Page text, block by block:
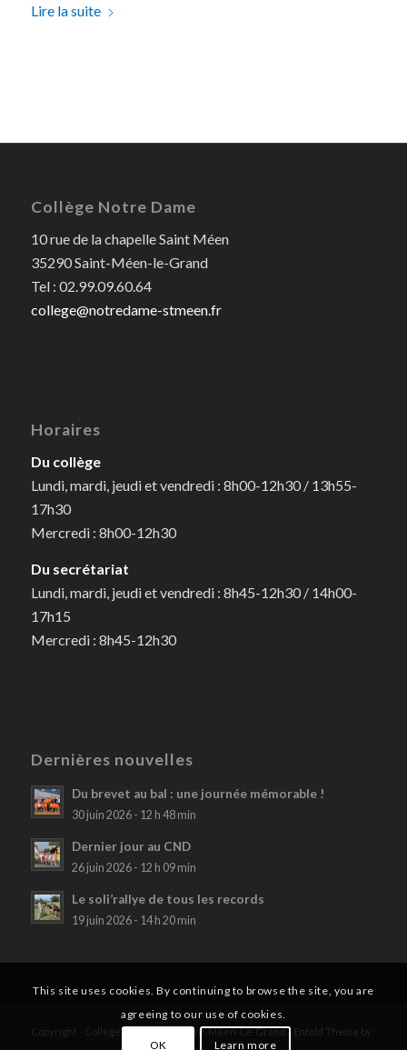
Lire la suite
Collège Notre Dame
10 rue de la chapelle Saint Méen
35290 Saint-Méen-le-Grand
Tel : 02.99.09.60.64
college@notredame-stmeen.fr
Horaires
Du collège
Lundi, mardi, jeudi et vendredi : 8h00-12h30 / 13h55-
17h30
Mercredi : 8h00-12h30
Du secrétariat
Lundi, mardi, jeudi et vendredi : 8h45-12h30 / 14h00-
17h15
Mercredi : 8h45-12h30
Dernières nouvelles
Du brevet au bal : une journée mémorable !
30 juin 2026 - 12 h 48 min
Dernier jour au CND
26 juin 2026 - 12 h 09 min
Le soli’rallye de tous les records
19 juin 2026 - 14 h 20 min
Copyright - Collège Notre Dame Saint-Méen-Le-Grand - Enfold Theme by
This site uses cookies. By continuing to browse the site, you are
agreeing to our use of cookies.
OK Learn more